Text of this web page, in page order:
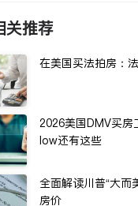
关推荐
在美国买法拍房：
2026美国DMV买房
low还有这些
全面解读川普“大而
房价